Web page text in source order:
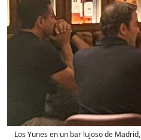
Los Yunes en un bar lujoso de